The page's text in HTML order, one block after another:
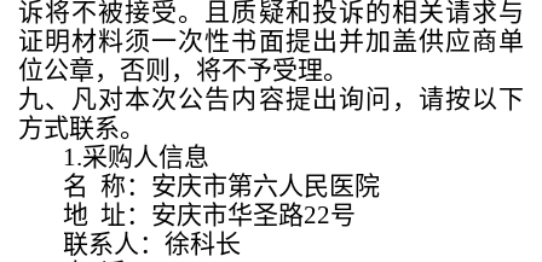
诉将不被接受。且质疑和投诉的相关请求与
证明材料须一次性书面提出并加盖供应商单
位公章，否则，将不予受理。
九、凡对本次公告内容提出询问，请按以下
方式联系。
1.采购人信息
名 称：安庆市第六人民医院
地 址：安庆市华圣路22号
联系人：徐科长